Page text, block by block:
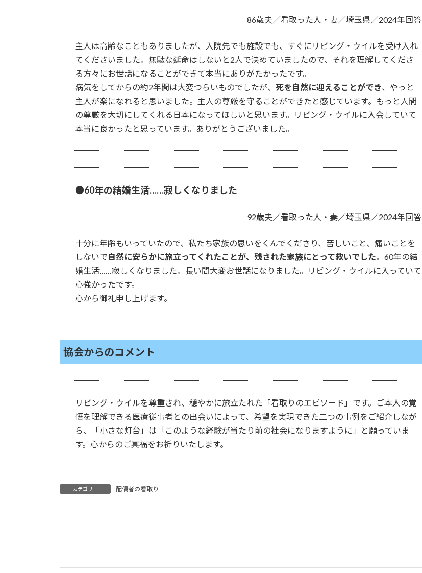
86歳夫／看取った人・妻／埼玉県／2024年回答
主人は高齢なこともありましたが、入院先でも施設でも、すぐにリビング・ウイルを受け入れ
てくださいました。無駄な延命はしないと2人で決めていましたので、それを理解してくださ
る方々にお世話になることができて本当にありがたかったです。
病気をしてからの約2年間は大変つらいものでしたが、 死を自然に迎えることができ、やっと
主人が楽になれると思いました。主人の尊厳を守ることができたと感じています。もっと人間
の尊厳を大切にしてくれる日本になってほしいと思います。リビング・ウイルに入会していて
本当に良かったと思っています。ありがとうございました。
●60年の結婚生活……寂しくなりました
92歳夫／看取った人・妻／埼玉県／2024年回答
十分に年齢もいっていたので、私たち家族の思いをくんでくださり、苦しいこと、痛いことを
しないで自然に安らかに旅立ってくれたことが、残された家族にとって救いでした。 60年の結
婚生活……寂しくなりました。長い間大変お世話になりました。リビング・ウイルに入っていて
心強かったです。
心から御礼申し上げます。
協会からのコメント
リビング・ウイルを尊重され、穏やかに旅立たれた「看取りのエピソード」です。ご本人の覚
悟を理解できる医療従事者との出会いによって、希望を実現できた二つの事例をご紹介しなが
ら、「小さな灯台」は「このような経験が当たり前の社会になりますように」と願っていま
す。心からのご冥福をお祈りいたします。
カテゴリー 配偶者の看取り